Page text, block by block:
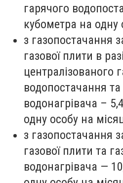
гарячого
кубометра на одну
з газопостачання
газової плити в
централізованого
водопостачання та
водонагрівача –
одну особу на
з газопостачання
газової плити та
водонагрівача —